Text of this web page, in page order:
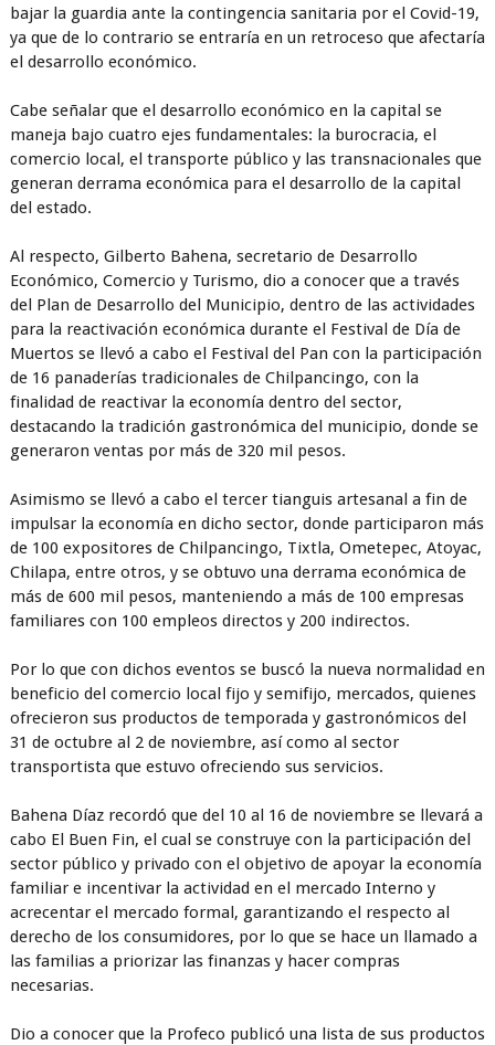
bajar la guardia ante la contingencia sanitaria por el Covid-19,
ya que de lo contrario se entraría en un retroceso que afectaría
el desarrollo económico.
Cabe señalar que el desarrollo económico en la capital se
maneja bajo cuatro ejes fundamentales: la burocracia, el
comercio local, el transporte público y las transnacionales que
generan derrama económica para el desarrollo de la capital
del estado.
Al respecto, Gilberto Bahena, secretario de Desarrollo
Económico, Comercio y Turismo, dio a conocer que a través
del Plan de Desarrollo del Municipio, dentro de las actividades
para la reactivación económica durante el Festival de Día de
Muertos se llevó a cabo el Festival del Pan con la participación
de 16 panaderías tradicionales de Chilpancingo, con la
finalidad de reactivar la economía dentro del sector,
destacando la tradición gastronómica del municipio, donde se
generaron ventas por más de 320 mil pesos.
Asimismo se llevó a cabo el tercer tianguis artesanal a fin de
impulsar la economía en dicho sector, donde participaron más
de 100 expositores de Chilpancingo, Tixtla, Ometepec, Atoyac,
Chilapa, entre otros, y se obtuvo una derrama económica de
más de 600 mil pesos, manteniendo a más de 100 empresas
familiares con 100 empleos directos y 200 indirectos.
Por lo que con dichos eventos se buscó la nueva normalidad en
beneficio del comercio local fijo y semifijo, mercados, quienes
ofrecieron sus productos de temporada y gastronómicos del
31 de octubre al 2 de noviembre, así como al sector
transportista que estuvo ofreciendo sus servicios.
Bahena Díaz recordó que del 10 al 16 de noviembre se llevará a
cabo El Buen Fin, el cual se construye con la participación del
sector público y privado con el objetivo de apoyar la economía
familiar e incentivar la actividad en el mercado Interno y
acrecentar el mercado formal, garantizando el respecto al
derecho de los consumidores, por lo que se hace un llamado a
las familias a priorizar las finanzas y hacer compras
necesarias.
Dio a conocer que la Profeco publicó una lista de sus productos